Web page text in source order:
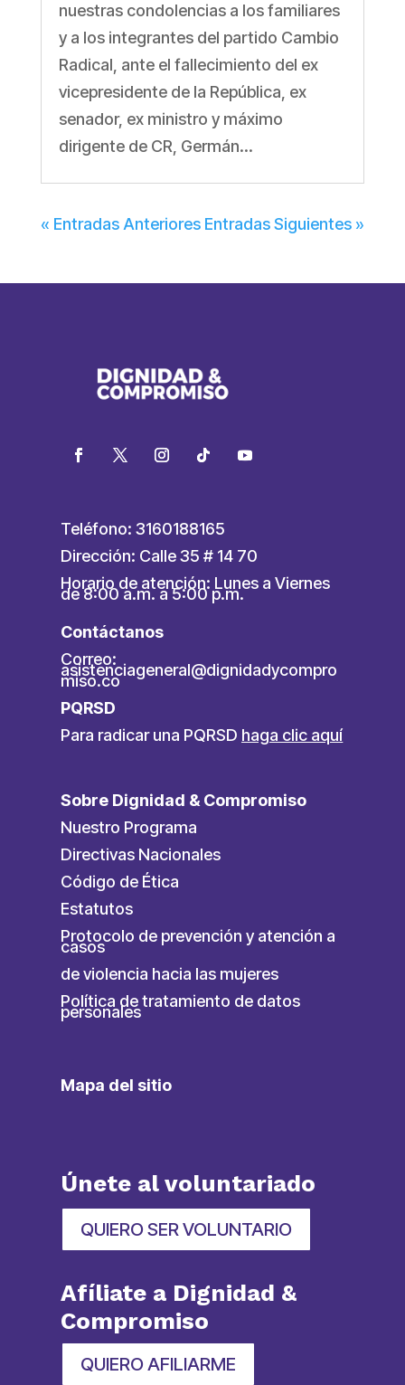
nuestras condolencias a los familiares
y a los integrantes del partido Cambio
Radical, ante el fallecimiento del ex
vicepresidente de la República, ex
senador, ex ministro y máximo
dirigente de CR, Germán...
« Entradas Anteriores Entradas Siguientes »
Teléfono: 3160188165
Dirección: Calle 35 # 14 70
Horario de atención: Lunes a Viernes
de 8:00 a.m. a 5:00 p.m.
Contáctanos
Correo:
asistenciageneral@dignidadycompro
miso.co
PQRSD
Para radicar una PQRSD haga clic aquí
Sobre Dignidad & Compromiso
Nuestro Programa
Directivas Nacionales
Código de Ética
Estatutos
Protocolo de prevención y atención a
casos
de violencia hacia las mujeres
Política de tratamiento de datos
personales
Mapa del sitio
Únete al voluntariado
QUIERO SER VOLUNTARIO
Afíliate a Dignidad &
Compromiso
QUIERO AFILIARME